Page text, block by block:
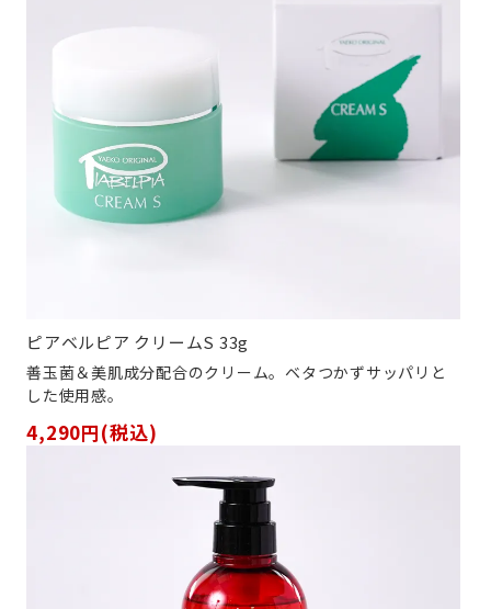
ピアベルピア クリームS 33g
善玉菌＆美肌成分配合のクリーム。ベタつかずサッパリと
した使用感。
4,290円(税込)